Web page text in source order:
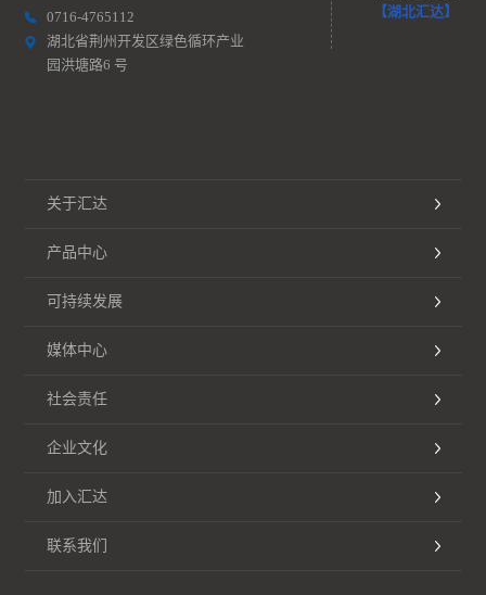
0716-4765112
湖北省荆州开发区绿色循环产业
园洪塘路6 号
【湖北汇达】
关于汇达
产品中心
可持续发展
媒体中心
社会责任
企业文化
加入汇达
联系我们